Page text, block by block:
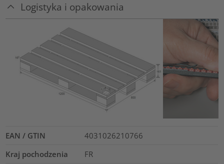
Logistyka i opakowania
EAN / GTIN
4031026210766
Kraj pochodzenia
FR